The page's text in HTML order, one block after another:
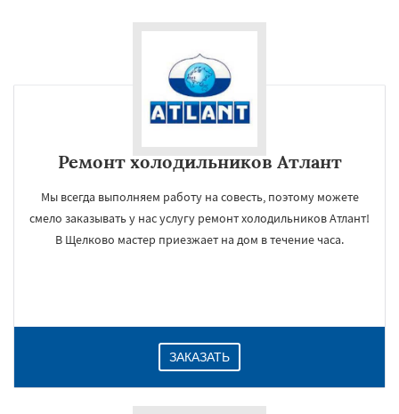
Ремонт холодильников Атлант
Мы всегда выполняем работу на совесть, поэтому можете
смело заказывать у нас услугу ремонт холодильников Атлант!
В Щелково мастер приезжает на дом в течение часа.
ЗАКАЗАТЬ